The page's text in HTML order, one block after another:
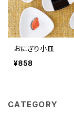
おにぎり小皿
¥858
CATEGORY